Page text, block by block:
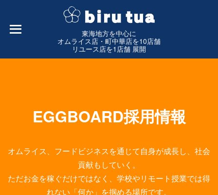
東海地方を中心に
オムライス店・町中華店を10店舗
リユース店を1店舗 展開
EGGBOARD採用情報
オムライス、フードビジネスを通じて自身が成長し、社会
貢献もしていく。
ただお金を稼ぐだけではなく、学校やリモート授業では得
れない「何か」を掴める場所です。